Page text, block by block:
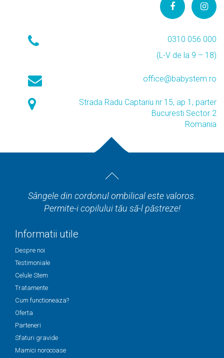
0310 056 000
(L-V de la 9 – 18)
office@babystem.ro
Strada Radu Captariu nr 15, ap 1, parter
Bucuresti Sector 2
Romania
Sângele din cordonul ombilical este valoros.
Permite-i copilului tău să-l păstreze!
Informatii utile
Despre noi
Testimoniale
Celule Stem
Tratamente
Cum functioneaza?
Oferta
Parteneri
Sfaturi gravide
Mamici norocoase